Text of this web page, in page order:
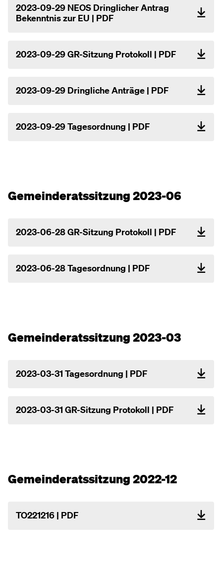
2023-09-29 NEOS Dringlicher Antrag
Bekenntnis zur EU | PDF
2023-09-29 GR-Sitzung Protokoll | PDF
2023-09-29 Dringliche Anträge | PDF
2023-09-29 Tagesordnung | PDF
Gemeinderatssitzung 2023-06
2023-06-28 GR-Sitzung Protokoll | PDF
2023-06-28 Tagesordnung | PDF
Gemeinderatssitzung 2023-03
2023-03-31 Tagesordnung | PDF
2023-03-31 GR-Sitzung Protokoll | PDF
Gemeinderatssitzung 2022-12
TO221216 | PDF